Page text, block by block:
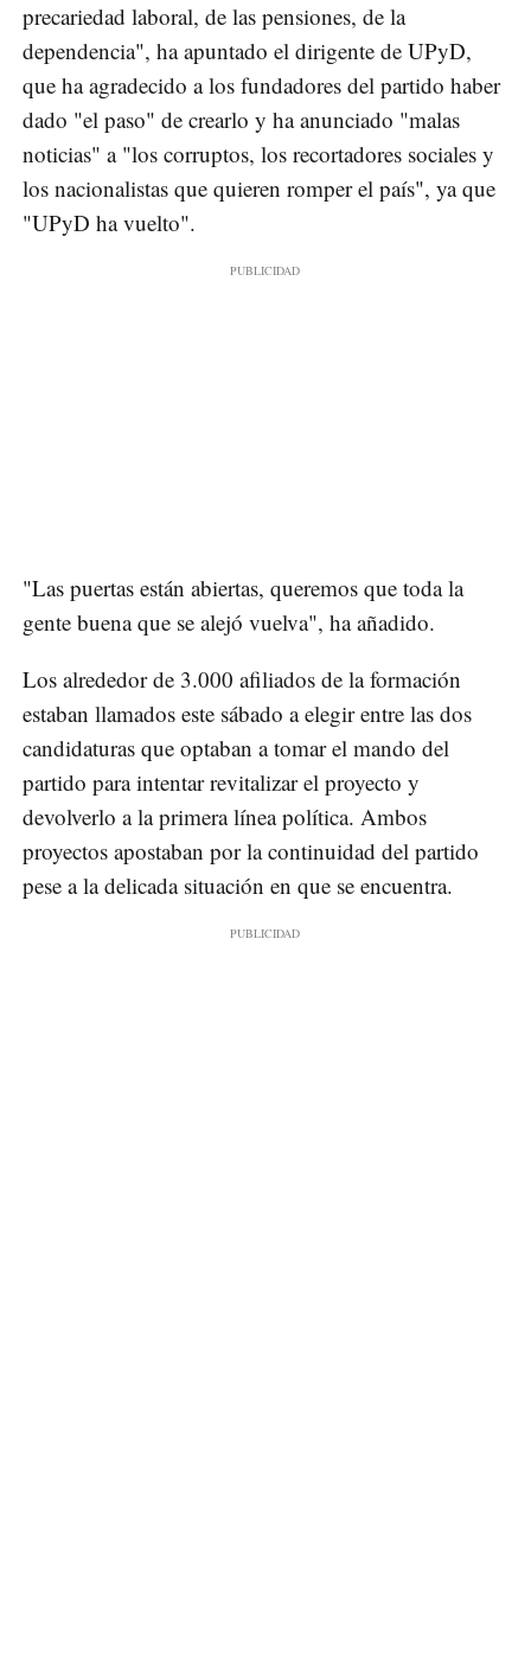
precariedad laboral, de las pensiones, de la
dependencia", ha apuntado el dirigente de UPyD,
que ha agradecido a los fundadores del partido haber
dado "el paso" de crearlo y ha anunciado "malas
noticias" a "los corruptos, los recortadores sociales y
los nacionalistas que quieren romper el país", ya que
"UPyD ha vuelto".
"Las puertas están abiertas, queremos que toda la
gente buena que se alejó vuelva", ha añadido.
Los alrededor de 3.000 afiliados de la formación
estaban llamados este sábado a elegir entre las dos
candidaturas que optaban a tomar el mando del
partido para intentar revitalizar el proyecto y
devolverlo a la primera línea política. Ambos
proyectos apostaban por la continuidad del partido
pese a la delicada situación en que se encuentra.